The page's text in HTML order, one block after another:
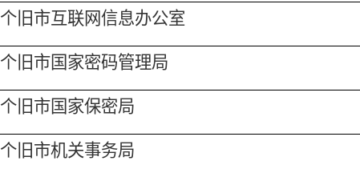
个旧市互联网信息办公室
个旧市国家密码管理局
个旧市国家保密局
个旧市机关事务局